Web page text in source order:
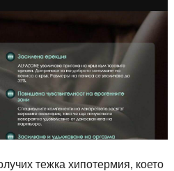
тежка хипотермия, което